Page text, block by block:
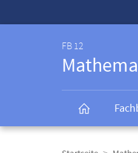
FB 12